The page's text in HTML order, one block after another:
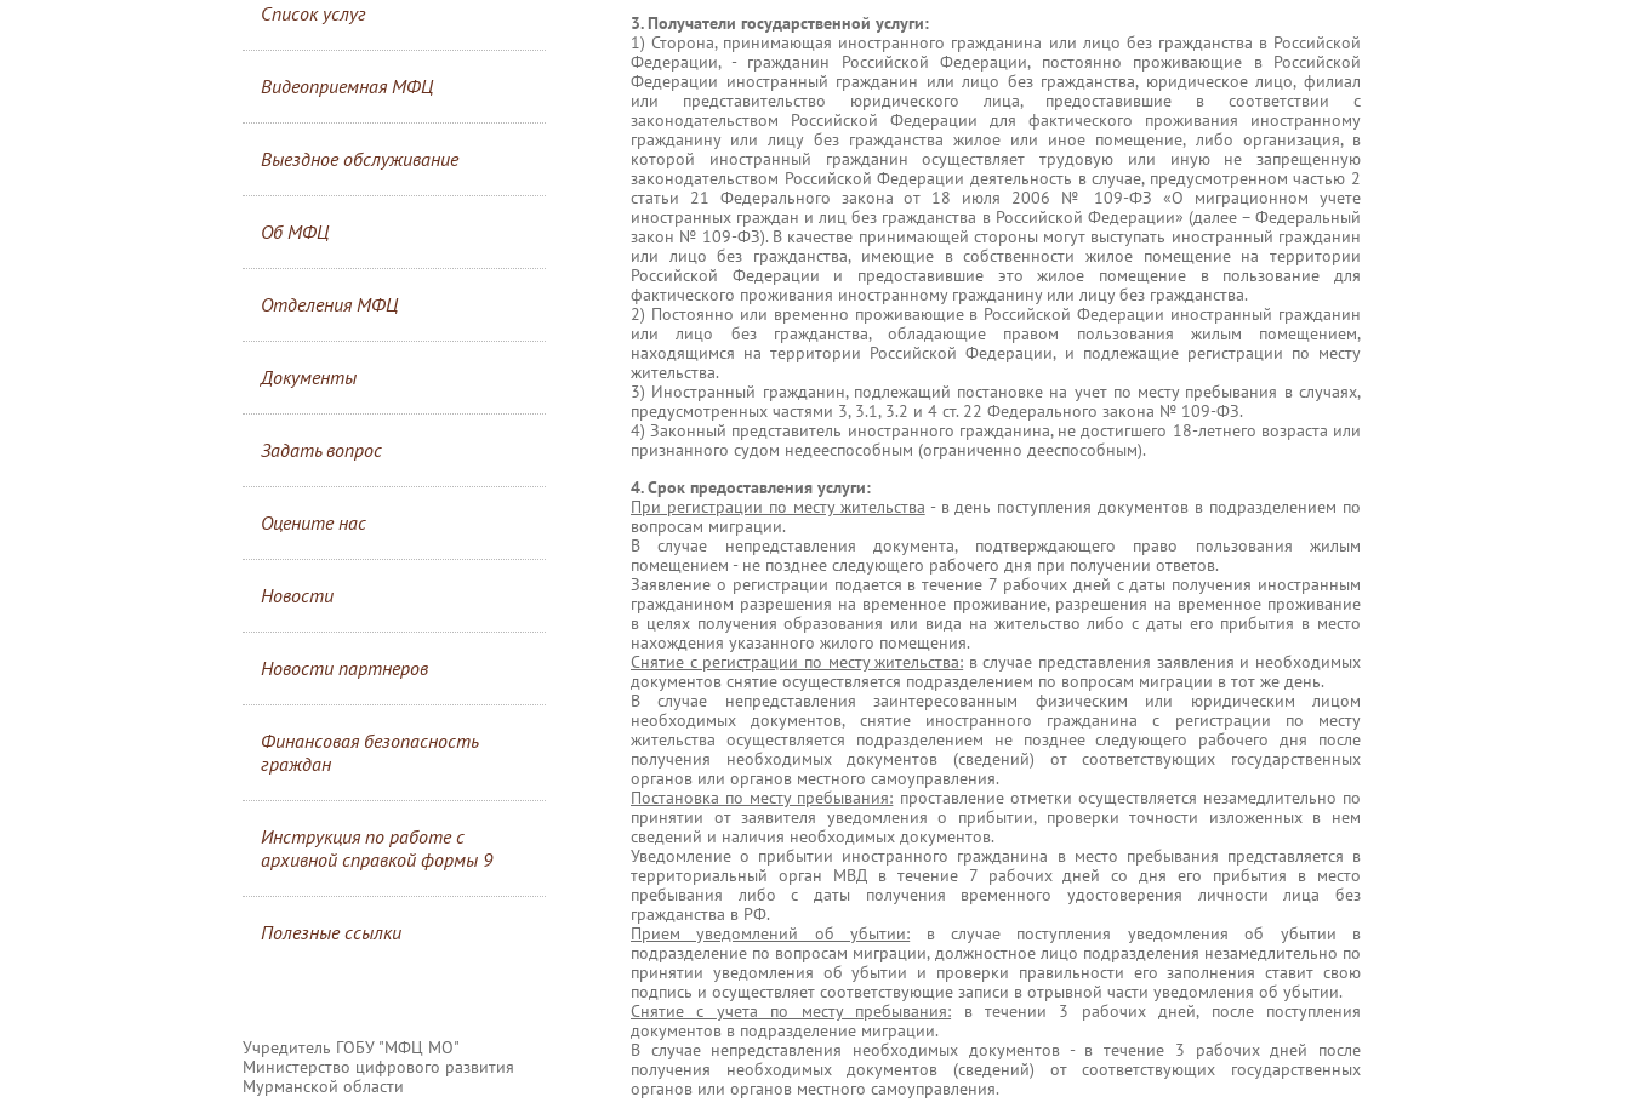
Список услуг
Видеоприемная МФЦ
Выездное обслуживание
Об МФЦ
Отделения МФЦ
Документы
Задать вопрос
Оцените нас
Новости
Новости партнеров
Финансовая безопасность
граждан
Инструкция по работе с
архивной справкой формы 9
Полезные ссылки
Учредитель ГОБУ "МФЦ МО"
Министерство цифрового развития
Мурманской области
3. Получатели государственной услуги:
1) Сторона, принимающая иностранного гражданина или лицо без гражданства в Российской
Федерации, - гражданин Российской Федерации, постоянно проживающие в Российской
Федерации иностранный гражданин или лицо без гражданства, юридическое лицо, филиал
или представительство юридического лица, предоставившие в соответствии с
законодательством Российской Федерации для фактического проживания иностранному
гражданину или лицу без гражданства жилое или иное помещение, либо организация, в
которой иностранный гражданин осуществляет трудовую или иную не запрещенную
законодательством Российской Федерации деятельность в случае, предусмотренном частью 2
статьи 21 Федерального закона от 18 июля 2006 № 109-ФЗ «О миграционном учете
иностранных граждан и лиц без гражданства в Российской Федерации» (далее – Федеральный
закон № 109-ФЗ). В качестве принимающей стороны могут выступать иностранный гражданин
или лицо без гражданства, имеющие в собственности жилое помещение на территории
Российской Федерации и предоставившие это жилое помещение в пользование для
фактического проживания иностранному гражданину или лицу без гражданства.
2) Постоянно или временно проживающие в Российской Федерации иностранный гражданин
или лицо без гражданства, обладающие правом пользования жилым помещением,
находящимся на территории Российской Федерации, и подлежащие регистрации по месту
жительства.
3) Иностранный гражданин, подлежащий постановке на учет по месту пребывания в случаях,
предусмотренных частями 3, 3.1, 3.2 и 4 ст. 22 Федерального закона № 109-ФЗ.
4) Законный представитель иностранного гражданина, не достигшего 18-летнего возраста или
признанного судом недееспособным (ограниченно дееспособным).
4. Срок предоставления услуги:
При регистрации по месту жительства - в день поступления документов в подразделением по
вопросам миграции.
В случае непредставления документа, подтверждающего право пользования жилым
помещением - не позднее следующего рабочего дня при получении ответов.
Заявление о регистрации подается в течение 7 рабочих дней с даты получения иностранным
гражданином разрешения на временное проживание, разрешения на временное проживание
в целях получения образования или вида на жительство либо с даты его прибытия в место
нахождения указанного жилого помещения.
Снятие с регистрации по месту жительства: в случае представления заявления и необходимых
документов снятие осуществляется подразделением по вопросам миграции в тот же день.
В случае непредставления заинтересованным физическим или юридическим лицом
необходимых документов, снятие иностранного гражданина с регистрации по месту
жительства осуществляется подразделением не позднее следующего рабочего дня после
получения необходимых документов (сведений) от соответствующих государственных
органов или органов местного самоуправления.
Постановка по месту пребывания: проставление отметки осуществляется незамедлительно по
принятии от заявителя уведомления о прибытии, проверки точности изложенных в нем
сведений и наличия необходимых документов.
Уведомление о прибытии иностранного гражданина в место пребывания представляется в
территориальный орган МВД в течение 7 рабочих дней со дня его прибытия в место
пребывания либо с даты получения временного удостоверения личности лица без
гражданства в РФ.
Прием уведомлений об убытии: в случае поступления уведомления об убытии в
подразделение по вопросам миграции, должностное лицо подразделения незамедлительно по
принятии уведомления об убытии и проверки правильности его заполнения ставит свою
подпись и осуществляет соответствующие записи в отрывной части уведомления об убытии.
Снятие с учета по месту пребывания: в течении 3 рабочих дней, после поступления
документов в подразделение миграции.
В случае непредставления необходимых документов - в течение 3 рабочих дней после
получения необходимых документов (сведений) от соответствующих государственных
органов или органов местного самоуправления.